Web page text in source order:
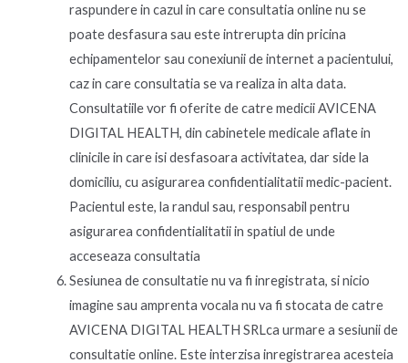
raspundere in cazul in care consultatia online nu se
poate desfasura sau este intrerupta din pricina
echipamentelor sau conexiunii de internet a pacientului,
caz in care consultatia se va realiza in alta data.
Consultatiile vor fi oferite de catre medicii AVICENA
DIGITAL HEALTH, din cabinetele medicale aflate in
clinicile in care isi desfasoara activitatea, dar side la
domiciliu, cu asigurarea confidentialitatii medic-pacient.
Pacientul este, la randul sau, responsabil pentru
asigurarea confidentialitatii in spatiul de unde
acceseaza consultatia
Sesiunea de consultatie nu va fi inregistrata, si nicio
imagine sau amprenta vocala nu va fi stocata de catre
AVICENA DIGITAL HEALTH SRLca urmare a sesiunii de
consultatie online. Este interzisa inregistrarea acesteia